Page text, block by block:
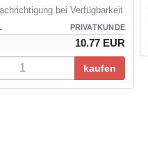
bei Verfügbarkeit
PRIVATKUNDE
10.77 EUR
kaufen